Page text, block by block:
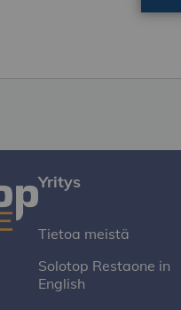
Yritys
Tietoa meistä
Solotop Restaone in
English